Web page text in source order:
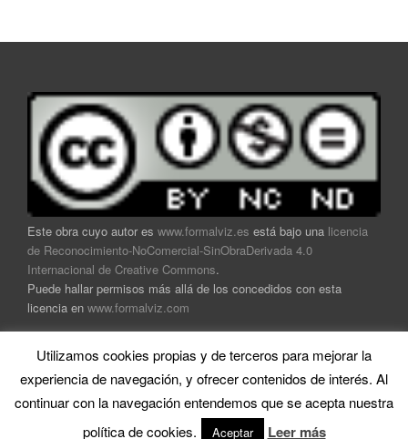
Este obra cuyo autor es www.formalviz.es está bajo una licencia
de Reconocimiento-NoComercial-SinObraDerivada 4.0
Internacional de Creative Commons.
Puede hallar permisos más allá de los concedidos con esta
licencia en www.formalviz.com
Mapa | Contacto
nosotros | Aviso legal y política de privacidad
Utilizamos cookies propias y de terceros para mejorar la
experiencia de navegación, y ofrecer contenidos de interés. Al
continuar con la navegación entendemos que se acepta nuestra
política de cookies.
Aceptar Leer más